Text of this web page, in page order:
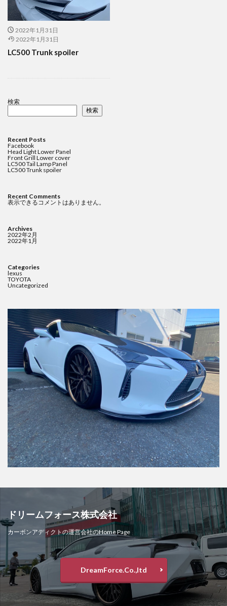
2022年1月31日
2022年1月31日
LC500 Trunk spoiler
検索
検索
Recent Posts
Facebook
Head Light Lower Panel
Front Grill Lower cover
LC500 Tail Lamp Panel
LC500 Trunk spoiler
Recent Comments
表示できるコメントはありません。
Archives
2022年2月
2022年1月
Categories
lexus
TOYOTA
Uncategorized
ドリームフォース株式会社
カーボンアディクトの運営会社のHome Page
DreamForce.Co.,ltd